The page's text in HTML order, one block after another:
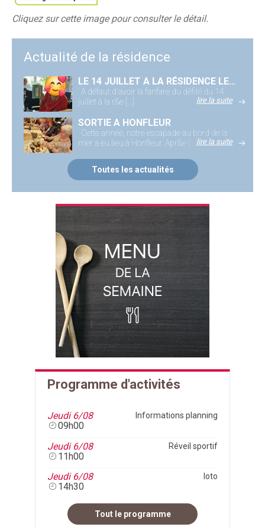
Cliquez sur cette image pour consulter le détail.
Actualité de la résidence
LE 14 JUILLET A LA RÉSIDENCE LES JARDINS D'ÉPINAY
A défaut d'avoir la fanfare du défilé du 14
juillet à la r&e [...]
lire la suite
SORTIE A HONFLEUR
Cette année, notre escapade au bord de la
mer a eu lieu à Honfleur. Apr&e [...]lire la suite
Toutes les actualités
Programme d'activités
Jeudi 6/08
09h00
Informations planning
Jeudi 6/08
11h00
Réveil sportif
Jeudi 6/08
14h30
loto
Tout le programme